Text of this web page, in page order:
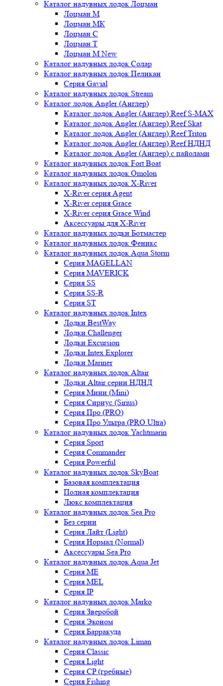
Каталог надувных лодок Лоцман
Лоцман М
Лоцман МК
Лоцман С
Лоцман Т
Лоцман М New
Каталог надувных лодок Солар
Каталог надувных лодок Пеликан
Серия Gavial
Каталог надувных лодок Stream
Каталог лодок Angler (Англер)
Каталог лодок Angler (Англер) Reef S-MAX
Каталог лодок Angler (Англер) Reef Skat
Каталог лодок Angler (Англер) Reef Triton
Каталог лодок Angler (Англер) Reef НДНД
Каталог лодок Angler (Англер) с пайолами
Каталог надувных лодок Fort Boat
Каталог надувных лодок Omolon
Каталог надувных лодок X-River
X-River серия Agent
X-River серия Grace
X-River серия Grace Wind
Аксессуары для X-River
Каталог надувных лодки Ботмастер
Каталог надувных лодок Феникc
Каталог надувных лодок Aqua Storm
Серия MAGELLAN
Серия MAVERICK
Серия SS
Серия SS-R
Серия ST
Каталог надувных лодок Intex
Лодки BestWay
Лодки Challenger
Лодки Excursion
Лодки Intex Explorer
Лодки Mariner
Каталог надувных лодок Altair
Лодки Altair серии НДНД
Серия Мини (Mini)
Серия Сириус (Sirius)
Серия Про (PRO)
Серия Про Ультра (PRO Ultra)
Каталог надувных лодок Yachtmarin
Серия Sport
Серия Commander
Серия Powerful
Каталог надувных лодок SkyBoat
Базовая комплектация
Полная комплектация
Люкс комплектация
Каталог надувных лодок Sea Pro
Без серии
Серия Лайт (Light)
Серия Нормал (Normal)
Аксессуары Sea Pro
Каталог надувных лодок Aqua Jet
Серия ME
Серия MEL
Серия IP
Каталог надувных лодок Marko
Серия Зверобой
Серия Эконом
Серия Барракуда
Каталог надувных лодок Liman
Серия Classic
Серия Light
Серия CP (гребные)
Серия Fishing